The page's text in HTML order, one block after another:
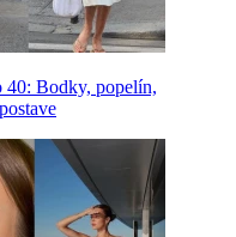
40: Bodky, popelín,